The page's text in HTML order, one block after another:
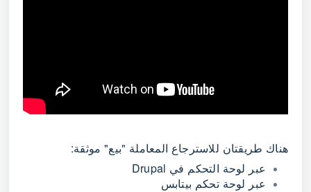
هناك طريقتان للاسترجاع المعاملة "بيع" موثقة:
عبر لوحة التحكم في Drupal
عبر لوحة تحكم بيتابس